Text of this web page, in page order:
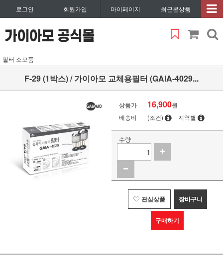
로그인 회원가입 마이페이지 최근본상품
필터 소모품
F-29 (1박스) / 가이아모 교체용필터 (GAIA-4029...
상품가 16,900원
배송비
(조건) 지역별
수량
관심상품 장바구니
구매하기